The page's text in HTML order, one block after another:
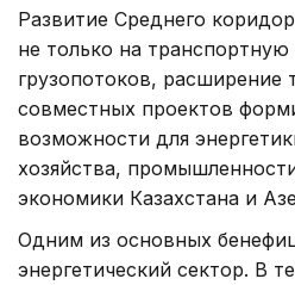
Развитие Среднего
не только на транспортную
грузопотоков, расширение
совместных проектов
возможности для
хозяйства,
экономики Казахстана и
Одним из основных
энергетический сектор. В